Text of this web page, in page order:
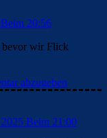
20:56
bevor wir Flick
abzugeben
Beim 21:00